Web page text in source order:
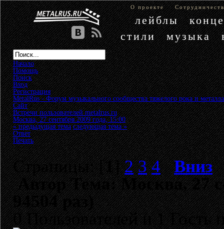
О проекте
лейблы
стили
музыка
Начало
Помощь
Поиск
Вход
Регистрация
MetalRus - Форум музыкального сообщества тяжелого рока и металла
Сайт»
Встречи пользователей metalrus.ru»
Москва, 27 сентября 2009 года, 15:00
« предыдущая тема следующая тема »
Ответ
Печать
Страницы: [1]2 3 4
Вниз
АвторТема: Москва, 27
94504 раз)
0 Пользователей и 1 Гость